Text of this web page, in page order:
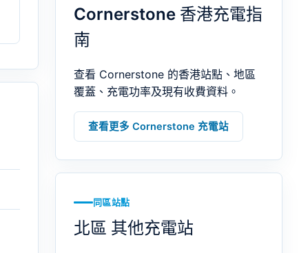
Cornerstone 香港充電指
南
查看 Cornerstone 的香港站點、地區
覆蓋、充電功率及現有收費資料。
查看更多 Cornerstone 充電站
同區站點
北區 其他充電站